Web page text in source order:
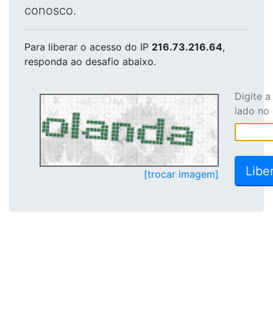
conosco.
Para liberar o acesso do IP 216.73.216.64,
responda ao desafio abaixo.
[trocar imagem]
Digite
lado no